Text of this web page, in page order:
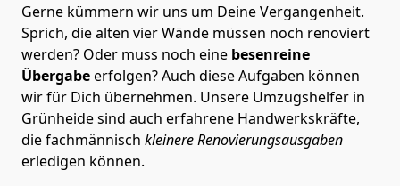
Gerne kümmern wir uns um Deine Vergangenheit.
Sprich, die alten vier Wände müssen noch renoviert
werden? Oder muss noch eine besenreine
Übergabeerfolgen? Auch diese Aufgaben können
wir für Dich übernehmen. Unsere Umzugshelfer in
Grünheide sind auch erfahrene Handwerkskräfte,
die fachmännisch kleinere Renovierungsausgaben
erledigen können.